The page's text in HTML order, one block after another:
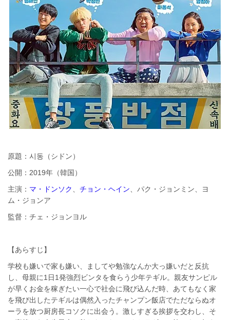
原題：시동（シドン）
公開：2019年（韓国）
主演： マ・ドンソク チョン・ヘイン 、パク・ジョンミン、ヨ
ム・ジョンア
監督：チェ・ジョンヨル
【あらすじ】
学校も嫌いで家も嫌い、ましてや勉強なんか大っ嫌いだと反抗
し、母親に1日1発強烈ビンタを食らう少年テギル。親友サンピル
が早くお金を稼ぎたい一心で社会に飛び込んだ時、あてもなく家
を飛び出したテギルは偶然入ったチャンプン飯店でただならぬオ
ーラを放つ厨房長コソクに出会う。激しすぎる挨拶を交わし、そ